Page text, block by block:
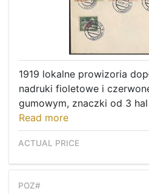
1919 lokalne prowizoria
nadruki fioletowe i
gumowym, znaczki od 3 hal
Read more